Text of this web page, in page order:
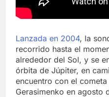
Lanzada en 2004, la
recorrido hasta el
alrededor del Sol, y se
órbita de Júpiter, en
encuentro con el
Gerasimenko en agosto